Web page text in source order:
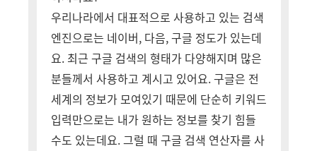
우리나라에서 대표적으로 사용하고 있는 검색
엔진으로는 네이버, 다음, 구글 정도가 있는데
요. 최근 구글 검색의 형태가 다양해지며 많은
분들께서 사용하고 계시고 있어요. 구글은 전
세계의 정보가 모여있기 때문에 단순히 키워드
입력만으로는 내가 원하는 정보를 찾기 힘들
수도 있는데요. 그럴 때 구글 검색 연산자를 사